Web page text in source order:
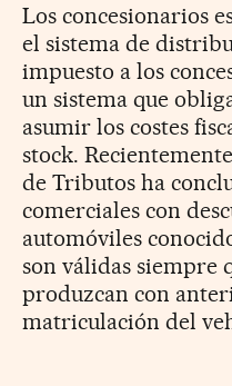
Los concesionarios
el sistema de
impuesto a los
un sistema que
asumir los costes
stock.
de Tributos ha
comerciales con
automóviles
son válidas siempre
produzcan con
matriculación del